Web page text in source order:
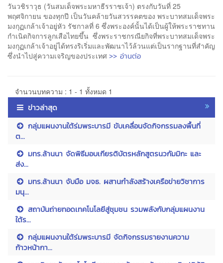
วันวชิราวุธ (วันสมเด็จพระมหาธีรราชเจ้า) ตรงกับวันที่ 25
พฤศจิกายน ของทุกปี เป็นวันคล้ายวันสวรรคตของ พระบาทสมเด็จพระ
มงกุฏเกล้าเจ้าอยู่หัว รัชกาลที่ 6 ซึ่งพระองค์นั้นได้เป็นผู้ให้พระราชทาน
กำเนิดกิจการลูกเสือไทยขึ้น ซึ่งพระราชกรณียกิจที่พระบาทสมเด็จพระ
มงกุฏเกล้าเจ้าอยู่ได้ทรงริเริ่มและพัฒนาไว้ล้วนแต่เป็นรากฐานที่สำคัญ
ซึ่งนำไปสู่ความเจริญของประเทศ >> อ่านต่อ
จำนวนบทความ : 1 - 1 ทั้งหมด 1
ข่าวล่าสุด
กลุ่มแผนงานใต้ร่มพระบารมี ขับเคลื่อนจัดกิจกรรมลงพื้นที่
ต...
มทร.ล้านนา จัดพิธีมอบเกียรติบัตรหลักสูตรนวกัมมิกะ และ
ส่ง...
มทร.ล้านนา จับมือ มจธ. ผสานกำลังสร้างเครือข่ายวิชาการ
มนุ...
สถาบันถ่ายทอดเทคโนโลยีสู่ชุมชน รวมพลังกับกลุ่มแผนงาน
ใต้ร...
กลุ่มแผนงานใต้ร่มพระบารมี จัดกิจกรรมรายงานความ
ก้าวหน้ากา...